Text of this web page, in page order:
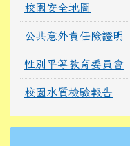
校園安全地圖
公共意外責任險證明
性別平等教育委員會
校園水質檢驗報告